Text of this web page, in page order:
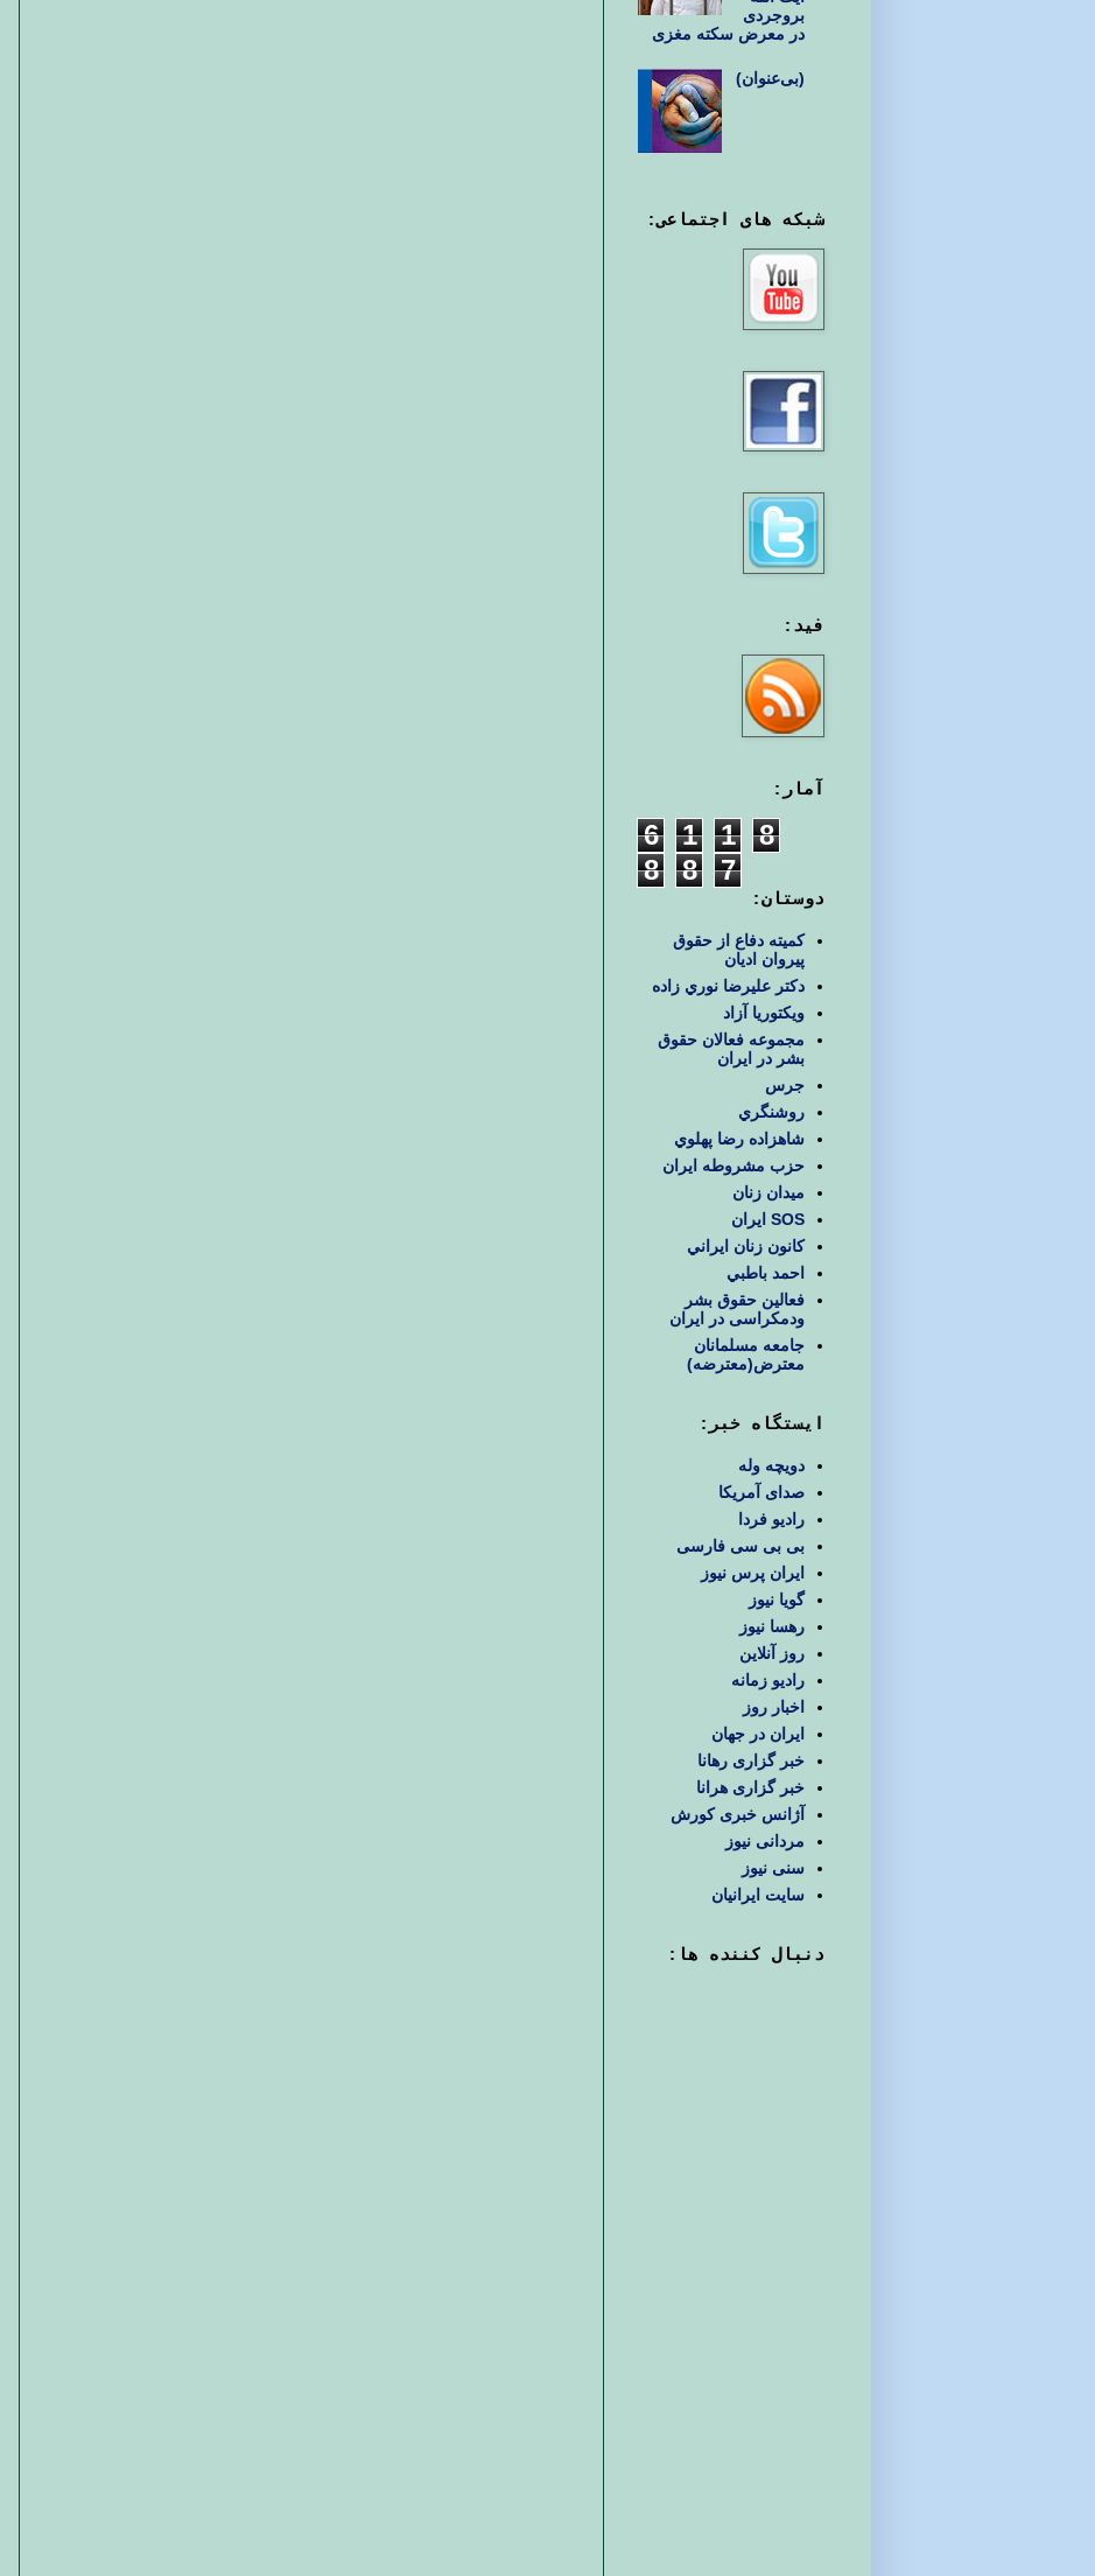
بروجردی
در معرض سکته مغزی
(بی‌عنوان)
شبکه های اجتماعی:
فید:
آمار:
6 1 1
8
8
8 7
دوستان:
کمیته دفاع از حقوق
پیروان ادیان
دكتر عليرضا نوري زاده
ويكتوريا آزاد
مجموعه فعالان حقوق
بشر در ایران
جرس
روشنگري
شاهزاده رضا پهلوي
حزب مشروطه ايران
ميدان زنان
SOS ایران
كانون زنان ايراني
احمد باطبي
فعالین حقوق بشر
ودمکراسی در ایران
جامعه مسلمانان
معترض(معترضه)
ایستگاه خبر:
دویچه وله
صدای آمریکا
رادیو فردا
بی بی سی فارسی
ایران پرس نیوز
گویا نیوز
رهسا نیوز
روز آنلاین
رادیو زمانه
اخبار روز
ایران در جهان
خبر گزاری رهانا
خبر گزاری هرانا
آژانس خبری کورش
مردانی نیوز
سنی نیوز
سایت ایرانیان
دنبال كننده ها: